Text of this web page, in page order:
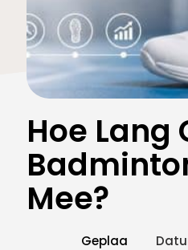
Hoe Lang
Mee?
Geplaatst